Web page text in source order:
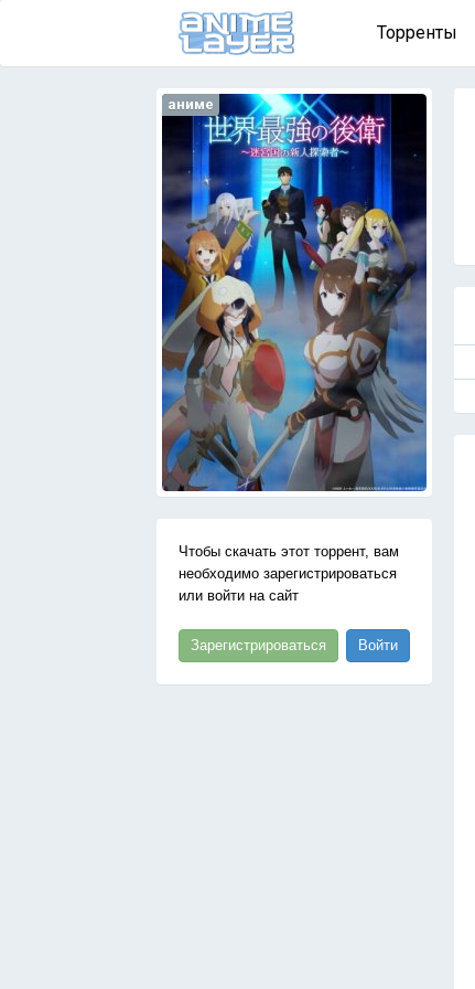
Торренты
аниме
Чтобы скачать этот торрент, вам
необходимо зарегистрироваться
или войти на сайт
Зарегистрироваться Войти